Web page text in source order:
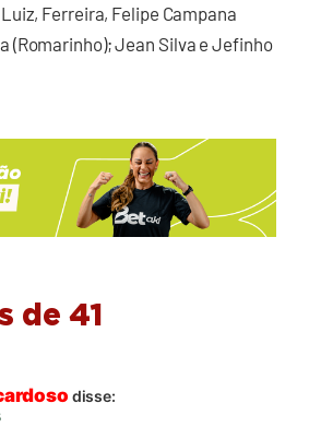
Ferreira, Felipe Campana
(Romarinho); Jean Silva e Jefinho
de 41
disse: